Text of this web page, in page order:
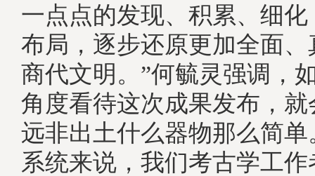
一点点的发现、积累、细
布局，逐步还原更加全面
商代文明。”何毓灵强调，
角度看待这次成果发布，
远非出土什么器物那么简单
系统来说，我们考古学工